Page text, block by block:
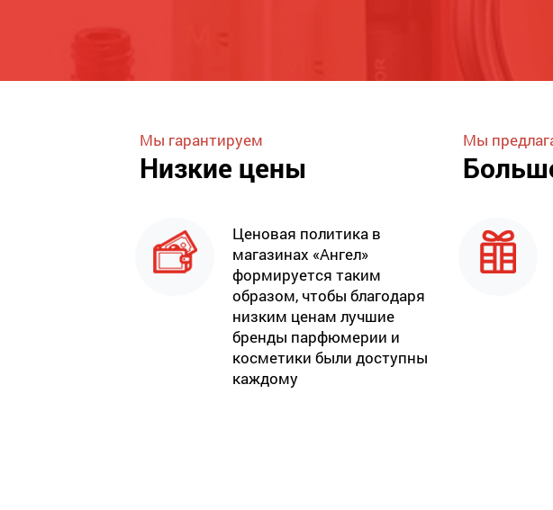
Мы гарантируем
Низкие цены
Ценовая политика в
магазинах «Ангел»
формируется таким
образом, чтобы благодаря
низким ценам лучшие
бренды парфюмерии и
косметики были доступны
каждому
Мы